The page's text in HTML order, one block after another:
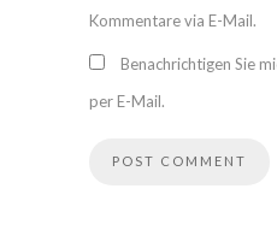
Kommentare via E-Mail.
Benachrichtigen Sie
per E-Mail.